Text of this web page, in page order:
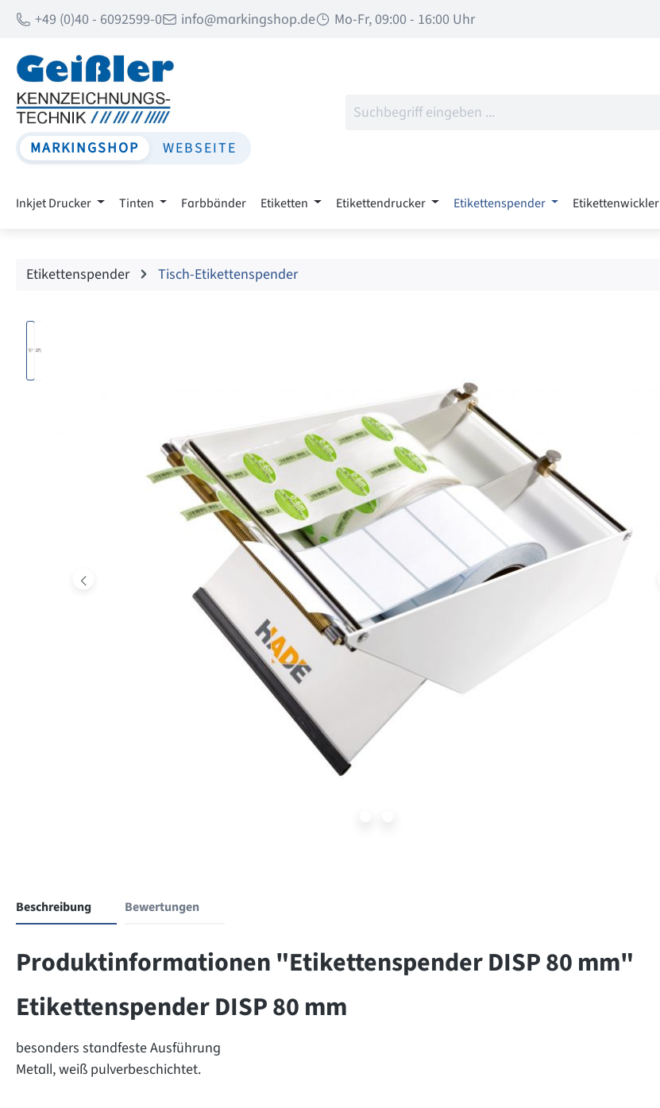
Hauptinhalt springen
Zur Suche springen
Zur Hauptnavigation springen
+49 (0)40 - 6092599-0 info@markingshop.de Mo-Fr, 09:00 - 16:00 Uhr
MARKINGSHOP WEBSEITE
Inkjet Drucker Tinten Farbbänder Etiketten Etikettendrucker Etikettenspender Etikettenwickler
Etikettenspender Tisch-Etikettenspender
Beschreibung Bewertungen
Produktinformationen "Etikettenspender DISP 80 mm"
Etikettenspender DISP 80 mm
besonders standfeste Ausführung
Metall, weiß pulverbeschichtet.